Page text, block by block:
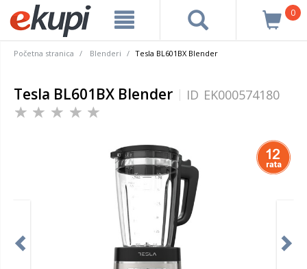
0
Početna stranica Blenderi Tesla BL601BX Blender
Tesla BL601BX Blender ID EK000574180